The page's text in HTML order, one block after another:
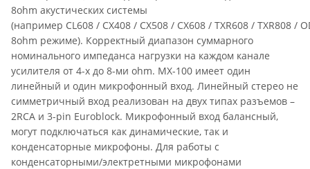
8ohm акустических системы
(например CL608 / CX408 / CX508 / CX608 / TXR608 / TXR808 /
8ohm режиме). Корректный диапазон суммарного
номинального импеданса нагрузки на каждом канале
усилителя от 4-х до 8-ми ohm. MX-100 имеет один
линейный и один микрофонный вход. Линейный стерео не
симметричный вход реализован на двух типах разъемов –
2RCA и 3-pin Euroblock. Микрофонный вход балансный,
могут подключаться как динамические, так и
конденсаторные микрофоны. Для работы с
конденсаторными/электретными микрофонами